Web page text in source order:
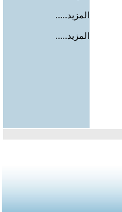
المزيد.....
المزيد.....